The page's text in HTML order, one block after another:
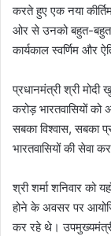
करते हुए एक नया
ओर से उनको बहुत-बहुत
कार्यकाल स्वर्णिम और
प्रधानमंत्री श्री
करोड़ भारतवासियों को
सबका विश्वास, सबका
भारतवासियों की सेवा
श्री शर्मा शनिवार को
होने के अवसर पर
कर रहे थे।